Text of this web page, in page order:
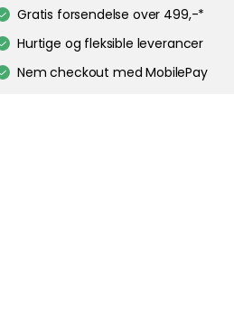
Gratis forsendelse over 499,-*
Hurtige og fleksible leverancer
Nem checkout med MobilePay